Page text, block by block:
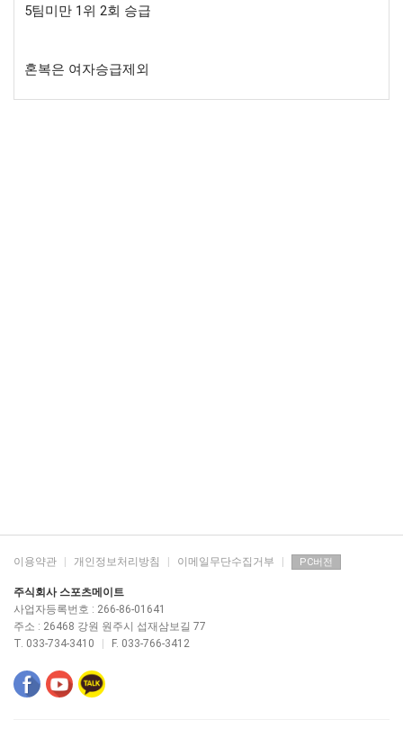
5팀미만 1위 2회 승급
혼복은 여자승급제외
이용약관 개인정보처리방침 이메일무단수집거부 PC버전
주식회사 스포츠메이트
사업자등록번호 : 266-86-01641
주소 : 26468 강원 원주시 섭재삼보길 77
T. 033-734-3410
F. 033-766-3412